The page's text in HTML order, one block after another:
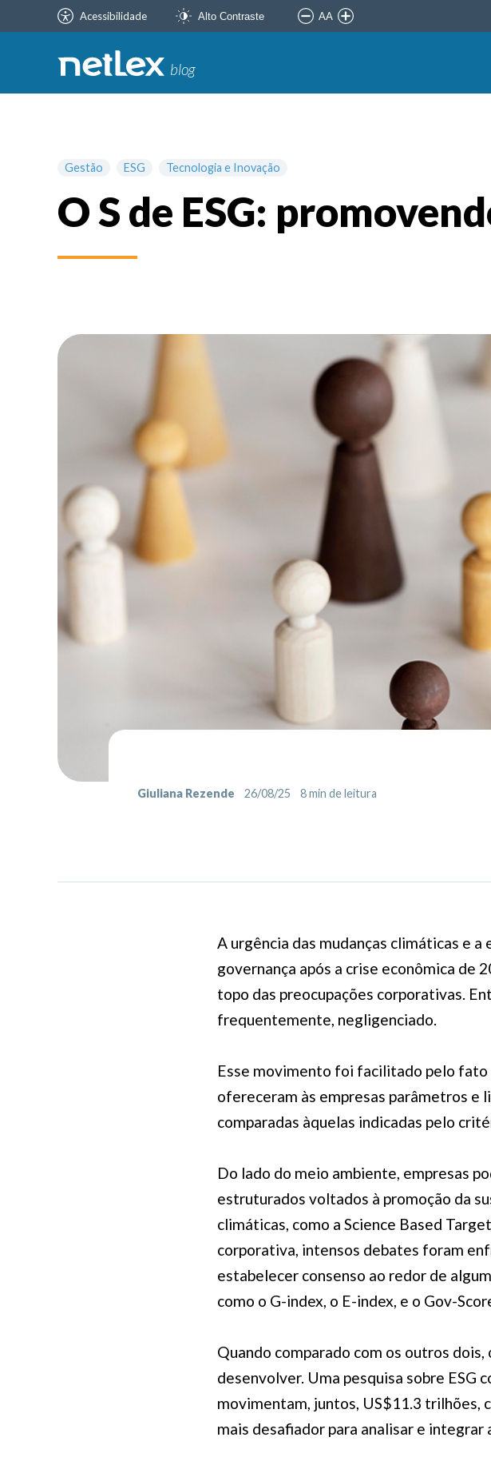
Acessibilidade Alto Contraste AA
blog
Gestão ESG Tecnologia e Inovação
O S de ESG:
Giuliana Rezende 26/08/25 8min de leitura
A urgência das mudanças climáticas e
governança após a crise econômica de
topo das preocupações corporativas.
frequentemente, negligenciado.
Esse movimento foi facilitado pelo fato
ofereceram às empresas parâmetros e
comparadas àquelas indicadas pelo
Do lado do meio ambiente, empresas
estruturados voltados à promoção da
climáticas, como a Science Based
corporativa, intensos debates foram
estabelecer consenso ao redor de
como o G-index, o E-index, e o Gov-
Quando comparado com os outros
desenvolver. Uma pesquisa sobre
movimentam, juntos, US$11.3 trilhões,
mais desafiador para analisar e